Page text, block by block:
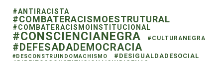
#ANTIRACISTA
#COMBATERACISMOESTRUTURAL
#COMBATERACISMOINSTITUCIONAL
#CONSCIENCIANEGRA #CULTURANEGRA
#DEFESADADEMOCRACIA
#DESCONSTRUINDOMACHISMO #DESIGUALDADESOCIAL